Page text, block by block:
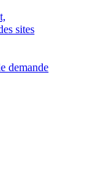
sites
demande